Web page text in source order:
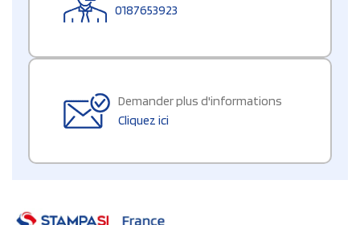
0187653923
Demander plus d'informations
Cliquez ici